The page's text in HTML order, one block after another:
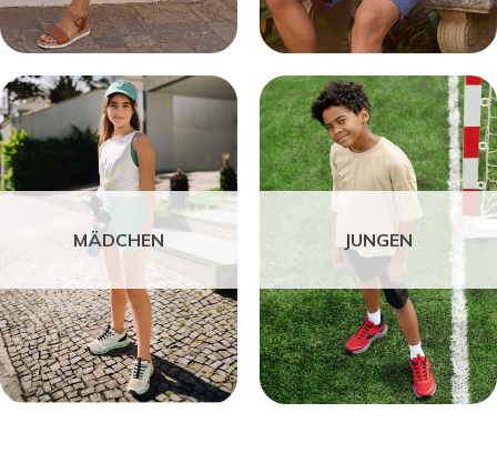
MÄDCHEN JUNGEN